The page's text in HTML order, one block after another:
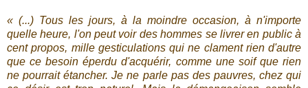
« (...) Tous les jours, à la moindre occasion, à n'importe
quelle heure, l'on peut voir des hommes se livrer en public à
cent propos, mille gesticulations qui ne clament rien d'autre
que ce besoin éperdu d'acquérir, comme une soif que rien
ne pourrait étancher. Je ne parle pas des pauvres, chez qui